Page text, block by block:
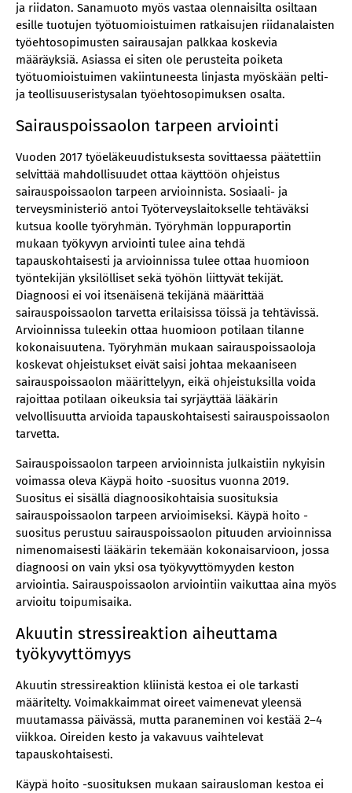
ja riidaton. Sanamuoto myös vastaa olennaisilta osiltaan
esille tuotujen työtuomioistuimen ratkaisujen riidanalaisten
työehtosopimusten sairausajan palkkaa koskevia
määräyksiä. Asiassa ei siten ole perusteita poiketa
työtuomioistuimen vakiintuneesta linjasta myöskään pelti-
ja teollisuuseristysalan työehtosopimuksen osalta.
Sairauspoissaolon tarpeen arviointi
Vuoden 2017 työeläkeuudistuksesta sovittaessa päätettiin
selvittää mahdollisuudet ottaa käyttöön ohjeistus
sairauspoissaolon tarpeen arvioinnista. Sosiaali- ja
terveysministeriö antoi Työterveyslaitokselle tehtäväksi
kutsua koolle työryhmän. Työryhmän loppuraportin
mukaan työkyvyn arviointi tulee aina tehdä
tapauskohtaisesti ja arvioinnissa tulee ottaa huomioon
työntekijän yksilölliset sekä työhön liittyvät tekijät.
Diagnoosi ei voi itsenäisenä tekijänä määrittää
sairauspoissaolon tarvetta erilaisissa töissä ja tehtävissä.
Arvioinnissa tuleekin ottaa huomioon potilaan tilanne
kokonaisuutena. Työryhmän mukaan sairauspoissaoloja
koskevat ohjeistukset eivät saisi johtaa mekaaniseen
sairauspoissaolon määrittelyyn, eikä ohjeistuksilla voida
rajoittaa potilaan oikeuksia tai syrjäyttää lääkärin
velvollisuutta arvioida tapauskohtaisesti sairauspoissaolon
tarvetta.
Sairauspoissaolon tarpeen arvioinnista julkaistiin nykyisin
voimassa oleva Käypä hoito -suositus vuonna 2019.
Suositus ei sisällä diagnoosikohtaisia suosituksia
sairauspoissaolon tarpeen arvioimiseksi. Käypä hoito -
suositus perustuu sairauspoissaolon pituuden arvioinnissa
nimenomaisesti lääkärin tekemään kokonaisarvioon, jossa
diagnoosi on vain yksi osa työkyvyttömyyden keston
arviointia. Sairauspoissaolon arviointiin vaikuttaa aina myös
arvioitu toipumisaika.
Akuutin stressireaktion aiheuttama
työkyvyttömyys
Akuutin stressireaktion kliinistä kestoa ei ole tarkasti
määritelty. Voimakkaimmat oireet vaimenevat yleensä
muutamassa päivässä, mutta paraneminen voi kestää 2–4
viikkoa. Oireiden kesto ja vakavuus vaihtelevat
tapauskohtaisesti.
Käypä hoito -suosituksen mukaan sairausloman kestoa ei